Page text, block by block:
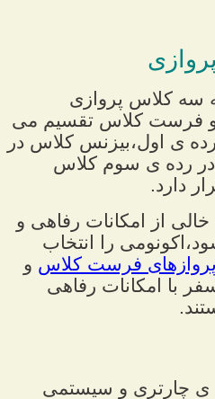
سه کلاس پروازی
و فرست کلاس تقسیم می
ی اول،بیزنس کلاس در
در رده ی سوم کلاس
دارد.
از امکانات رفاهی و
را انتخاب
پروازهای فرست کلاس و
با امکانات رفاهی
ی چارتری و سیستمی